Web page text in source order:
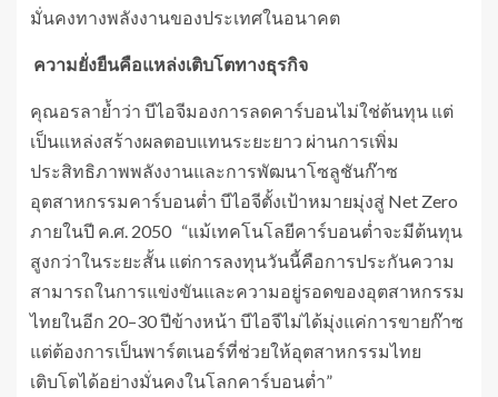
มั่นคงทางพลังงานของประเทศในอนาคต
ความยั่งยืนคือแหล่งเติบโตทางธุรกิจ
คุณอรลาย้ำว่า บีไอจีมองการลดคาร์บอนไม่ใช่ต้นทุน แต่
เป็นแหล่งสร้างผลตอบแทนระยะยาว ผ่านการเพิ่ม
ประสิทธิภาพพลังงานและการพัฒนาโซลูชันก๊าซ
อุตสาหกรรมคาร์บอนต่ำ บีไอจีตั้งเป้าหมายมุ่งสู่ Net Zero
ภายในปี ค.ศ. 2050 “แม้เทคโนโลยีคาร์บอนต่ำจะมีต้นทุน
สูงกว่าในระยะสั้น แต่การลงทุนวันนี้คือการประกันความ
สามารถในการแข่งขันและความอยู่รอดของอุตสาหกรรม
ไทยในอีก 20–30 ปีข้างหน้า บีไอจีไม่ได้มุ่งแค่การขายก๊าซ
แต่ต้องการเป็นพาร์ตเนอร์ที่ช่วยให้อุตสาหกรรมไทย
เติบโตได้อย่างมั่นคงในโลกคาร์บอนต่ำ”